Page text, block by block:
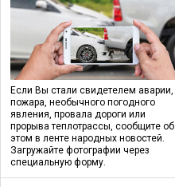
Если Вы стали свидетелем аварии,
пожара, необычного погодного
явления, провала дороги или
прорыва теплотрассы, сообщите об
этом в ленте народных новостей.
Загружайте фотографии через
специальную форму.